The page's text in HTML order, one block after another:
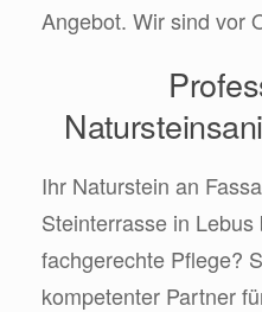
Angebot. Wir sind vor
Ihr Naturstein an
Steinterrasse in
fachgerechte Pflege?
kompetenter Partner